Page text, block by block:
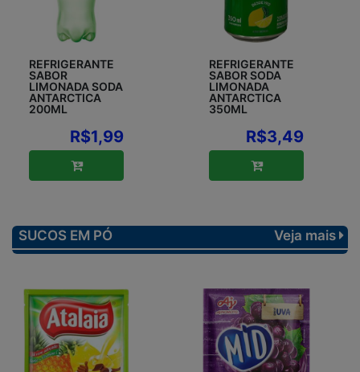
REFRIGERANTE
SABOR
LIMONADA SODA
ANTARCTICA
200ML
R$1,99
REFRIGERANTE
SABOR SODA
LIMONADA
ANTARCTICA
350ML
R$3,49
SUCOS EM PÓ Veja mais